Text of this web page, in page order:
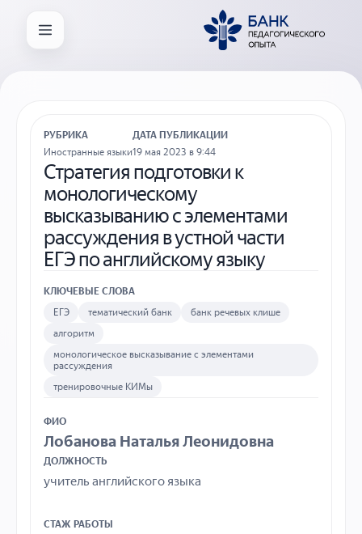
ФИО
Лобанова Наталья Леонидовна
ДОЛЖНОСТЬ
учитель английского языка
СТАЖ РАБОТЫ
РУБРИКА
Иностранные языки
ДАТА ПУБЛИКАЦИИ
19 мая 2023 в 9:44
Стратегия подготовки к
монологическому
высказыванию с элементами
рассуждения в устной части
ЕГЭ по английскому языку
КЛЮЧЕВЫЕ СЛОВА
ЕГЭ
тематический банк
банк речевых клише
алгоритм
монологическое высказывание с элементами
рассуждения
тренировочные КИМы